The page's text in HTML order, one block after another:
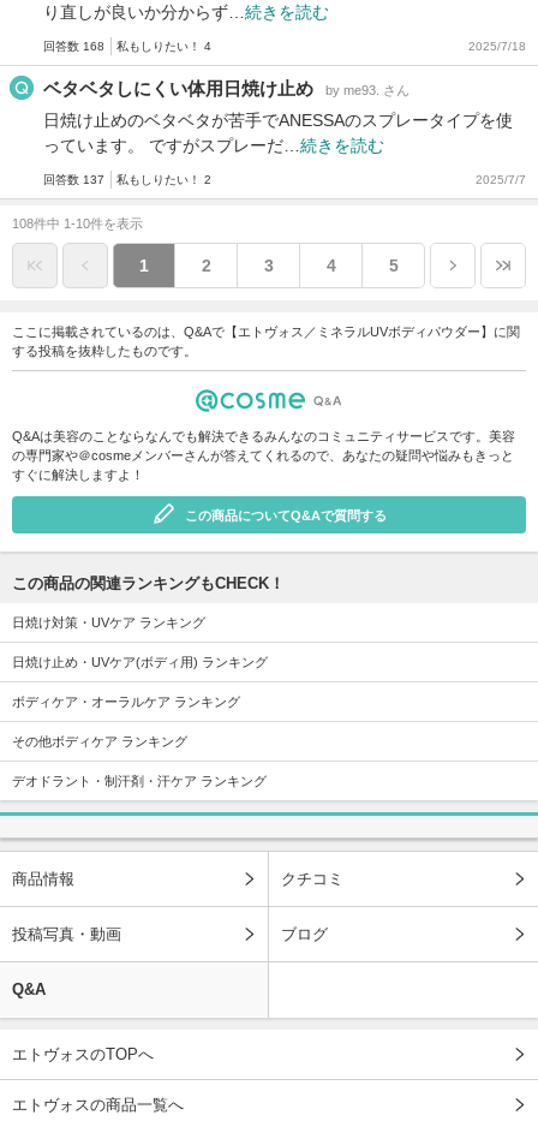
り直しが良いか分からず… 続きを読む
回答数 168 私もしりたい！ 4 2025/7/18
ベタベタしにくい体用日焼け止め by me93. さん
日焼け止めのベタベタが苦手でANESSAのスプレータイプを使
っています。 ですがスプレーだ… 続きを読む
回答数 137 私もしりたい！ 2 2025/7/7
108件中 1-10件を表示
1 2 3 4 5
ここに掲載されているのは、Q&Aで【エトヴォス／ミネラルUVボディパウダー】に関
する投稿を抜粋したものです。
Q&Aは美容のことならなんでも解決できるみんなのコミュニティサービスです。美容
の専門家や＠cosmeメンバーさんが答えてくれるので、あなたの疑問や悩みもきっと
すぐに解決しますよ！
この商品についてQ&Aで質問する
この商品の関連ランキングもCHECK！
日焼け対策・UVケア ランキング
日焼け止め・UVケア(ボディ用) ランキング
ボディケア・オーラルケア ランキング
その他ボディケア ランキング
デオドラント・制汗剤・汗ケア ランキング
商品情報 クチコミ
投稿写真・動画 ブログ
Q&A
エトヴォスのTOPへ
エトヴォスの商品一覧へ